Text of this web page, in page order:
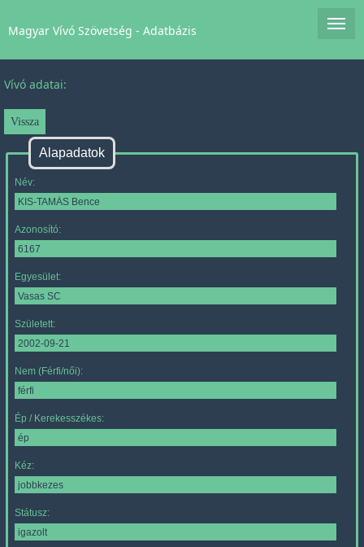
Magyar Vívó Szövetség - Adatbázis
Vívó adatai:
Alapadatok
Név:
Azonosító:
Egyesület:
Született:
Nem (Férfi/női):
Ép / Kerekesszékes:
Kéz:
Státusz: